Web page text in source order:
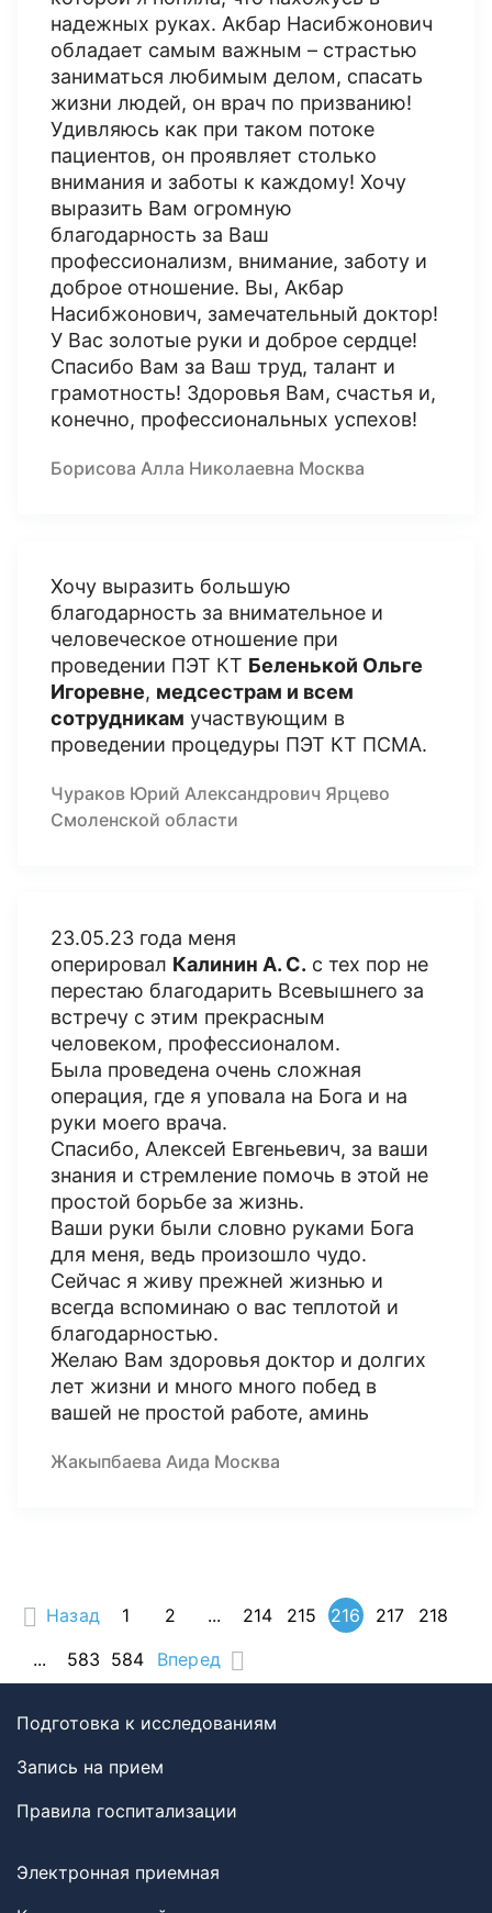
надежных руках. Акбар Насибжонович
обладает самым важным – страстью
заниматься любимым делом, спасать
жизни людей, он врач по призванию!
Удивляюсь как при таком потоке
пациентов, он проявляет столько
внимания и заботы к каждому! Хочу
выразить Вам огромную
благодарность за Ваш
профессионализм, внимание, заботу и
доброе отношение. Вы, Акбар
Насибжонович, замечательный доктор!
У Вас золотые руки и доброе сердце!
Спасибо Вам за Ваш труд, талант и
грамотность! Здоровья Вам, счастья и,
конечно, профессиональных успехов!
Борисова Алла Николаевна Москва
Хочу выразить большую
благодарность за внимательное и
человеческое отношение при
проведении ПЭТ КТ Беленькой Ольге
Игоревне, медсестрам и всем
сотрудникам участвующим в
проведении процедуры ПЭТ КТ ПСМА.
Чураков Юрий Александрович Ярцево
Смоленской области
23.05.23 года меня
оперировал Калинин А. С. с тех пор не
перестаю благодарить Всевышнего за
встречу с этим прекрасным
человеком, профессионалом.
Была проведена очень сложная
операция, где я уповала на Бога и на
руки моего врача.
Спасибо, Алексей Евгеньевич, за ваши
знания и стремление помочь в этой не
простой борьбе за жизнь.
Ваши руки были словно руками Бога
для меня, ведь произошло чудо.
Сейчас я живу прежней жизнью и
всегда вспоминаю о вас теплотой и
благодарностью.
Желаю Вам здоровья доктор и долгих
лет жизни и много много побед в
вашей не простой работе, аминь
Жакыпбаева Аида Москва
Назад 1 2 ... 214 215 216 217
218
...
583 584 Вперед
Подготовка к исследованиям
Запись на прием
Правила госпитализации
Электронная приемная